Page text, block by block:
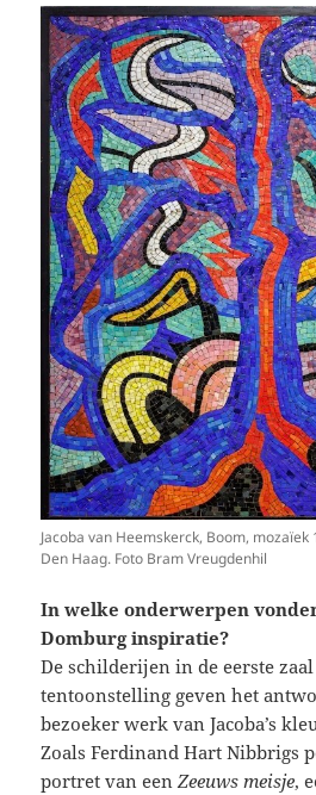
Jacoba van Heemskerck, Boom,
Den Haag. Foto Bram Vreugdenhil
In welke onderwerpen
Domburg inspiratie?
De schilderijen in de eerste
tentoonstelling geven het
bezoeker werk van Jacoba’s
Zoals Ferdinand Hart Nibbrigs
portret van eenZeeuws meisje,